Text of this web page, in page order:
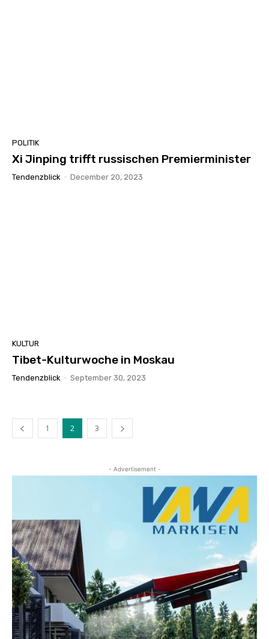
POLITIK
Xi Jinping trifft russischen Premierminister
Tendenzblick - December 20, 2023
KULTUR
Tibet-Kulturwoche in Moskau
Tendenzblick - September 30, 2023
1 2 3
- Advertisement -